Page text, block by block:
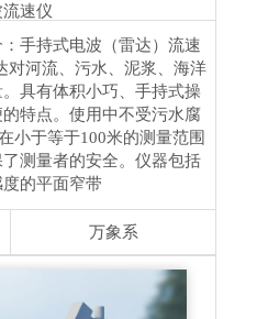
流速仪
手持式电波（雷达）流速
对河流、污水、泥浆、海洋
具有体积小巧、手持式操
特点。使用中不受污水腐
小于等于100米的测量范围
测量者的安全。仪器包括
的平面窄带
万象系